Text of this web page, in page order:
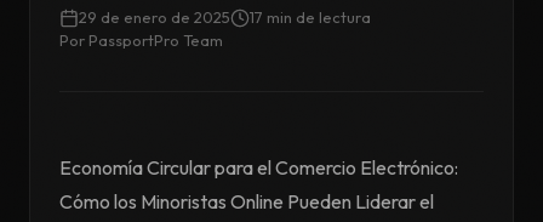
29 de enero de 2025 17 min de lectura
Por PassportPro Team
Economía Circular para el Comercio Electrónico:
Cómo los Minoristas Online Pueden Liderar el